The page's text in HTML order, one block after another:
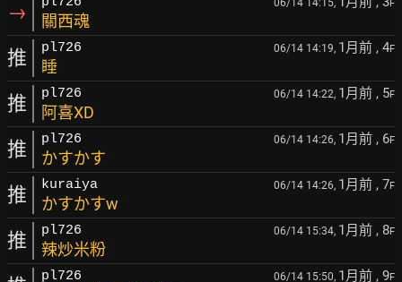
→ F
關西魂
推 pl726 06/14 14:19, 1月前 , 4F
睡
推 pl726 06/14 14:22, 1月前 , 5F
阿喜XD
推 pl726 06/14 14:26, 1月前 , 6F
かすかす
推 kuraiya 06/14 14:26, 1月前 , 7F
かすかすw
推 pl726 06/14 15:34, 1月前 , 8F
辣炒米粉
pl726 06/14 15:50, 1月前 , 9F